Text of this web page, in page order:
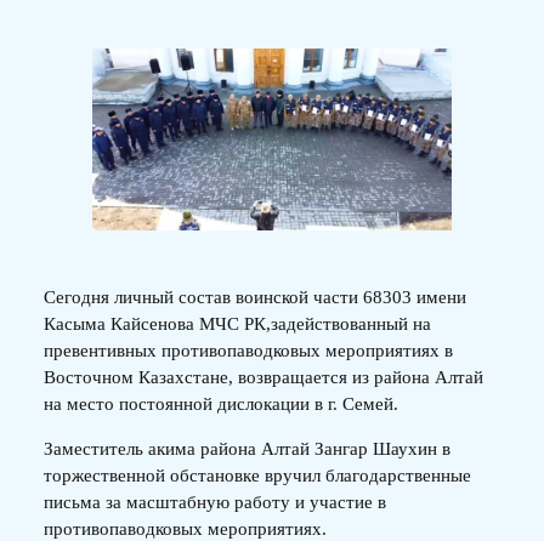
Сегодня личный состав воинской части 68303 имени
Касыма Кайсенова МЧС РК,задействованный на
превентивных противопаводковых мероприятиях в
Восточном Казахстане, возвращается из района Алтай
на место постоянной дислокации в г. Семей.
Заместитель акима района Алтай Зангар Шаухин в
торжественной обстановке вручил благодарственные
письма за масштабную работу и участие в
противопаводковых мероприятиях.